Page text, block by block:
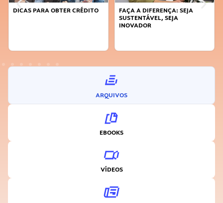
DICAS PARA OBTER CRÉDITO
FAÇA A DIFERENÇA: SEJA
SUSTENTÁVEL, SEJA
INOVADOR
ARQUIVOS
EBOOKS
VÍDEOS